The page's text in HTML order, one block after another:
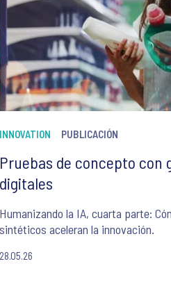
INNOVATION PUBLICACIÓN
Pruebas de concepto con
digitales
Humanizando la IA, cuarta parte:
sintéticos aceleran la innovación.
28.05.26